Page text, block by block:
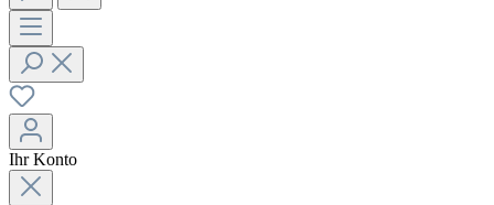
Ihr Konto